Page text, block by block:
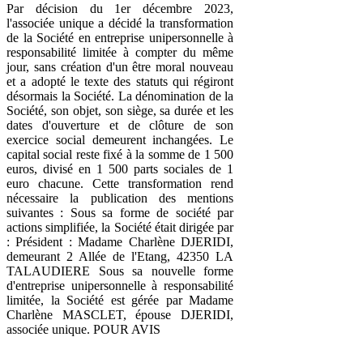
Par décision du 1er décembre 2023,
l'associée unique a décidé la transformation
de la Société en entreprise unipersonnelle à
responsabilité limitée à compter du même
jour, sans création d'un être moral nouveau
et a adopté le texte des statuts qui régiront
désormais la Société. La dénomination de la
Société, son objet, son siège, sa durée et les
dates d'ouverture et de clôture de son
exercice social demeurent inchangées. Le
capital social reste fixé à la somme de 1 500
euros, divisé en 1 500 parts sociales de 1
euro chacune. Cette transformation rend
nécessaire la publication des mentions
suivantes : Sous sa forme de société par
actions simplifiée, la Société était dirigée par
: Président : Madame Charlène DJERIDI,
demeurant 2 Allée de l'Etang, 42350 LA
TALAUDIERE Sous sa nouvelle forme
d'entreprise unipersonnelle à responsabilité
limitée, la Société est gérée par Madame
Charlène MASCLET, épouse DJERIDI,
associée unique. POUR AVIS